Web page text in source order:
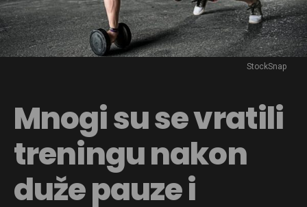
StockSnap
Mnogi su se vratili
treningu nakon
duže pauze i